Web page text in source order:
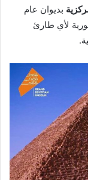
بديوان عام
لأي طارئ